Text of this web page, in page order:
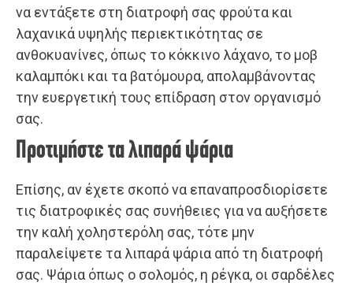
να εντάξετε στη διατροφή σας φρούτα και
λαχανικά υψηλής περιεκτικότητας σε
ανθοκυανίνες, όπως το κόκκινο λάχανο, το μοβ
καλαμπόκι και τα βατόμουρα, απολαμβάνοντας
την ευεργετική τους επίδραση στον οργανισμό
σας.
Προτιμήστε τα λιπαρά ψάρια
Επίσης, αν έχετε σκοπό να επαναπροσδιορίσετε
τις διατροφικές σας συνήθειες για να αυξήσετε
την καλή χοληστερόλη σας, τότε μην
παραλείψετε τα λιπαρά ψάρια από τη διατροφή
σας. Ψάρια όπως ο σολομός, η ρέγκα, οι σαρδέλες